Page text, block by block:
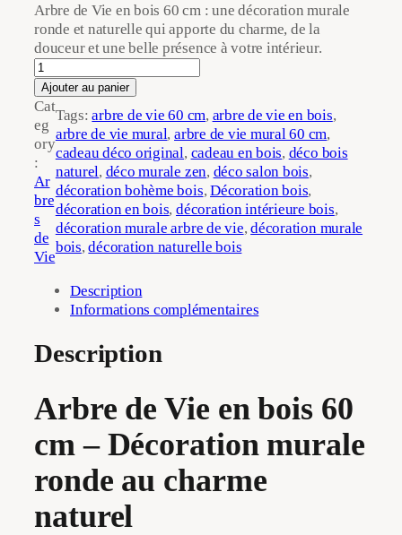
Arbre de Vie en bois 60 cm : une décoration murale
ronde et naturelle qui apporte du charme, de la
douceur et une belle présence à votre intérieur.
q
u
a
n
t
i
t
é
d
e
A
d
e
e
e
n
b
i
Ajouter au panier
Cat
eg
ory
:
Ar
bre
s
de
Vie
Tags:arbre de vie 60 cm, arbre de vie en bois
arbre de vie mural, arbre de vie mural 60 cm
cadeau déco original, cadeau en bois, déco bois
naturel, déco murale zen, déco salon bois
décoration bohème bois, Décoration bois
décoration en bois, décoration intérieure bois
décoration murale arbre de vie, décoration murale
bois, décoration naturelle bois
Description
Informations complémentaires
Description
Arbre de Vie en bois 60
cm – Décoration murale
ronde au charme
naturel